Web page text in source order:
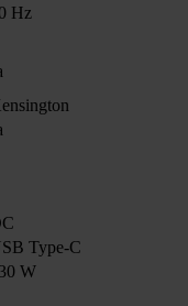
Hz
Type-C
W